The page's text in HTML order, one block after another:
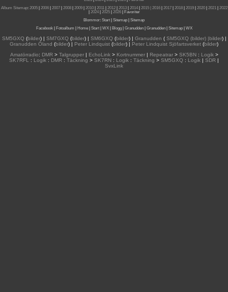
Album Sitemap: 2005| 2006| 2007| 2008| 2009| 2010| 2011| 2012| 2013| 2014| 2015 | 2016| 2017| 2018| 2019| 2020| 2021| 2022
2024| 2025| 2026|
Favoriter
Blommor: Start Sitemap
Sitemap
Facebook| Fotoalbum Home| Start| WX| Blogg| Granudden| Granudden| Sitemap| WX
SM5GXQ(bilder) | SM7GXQ(bilder) | SM6GXQ(bilder) | Granudden (SM5GXQ (bilder) |bilder) |
Granudden Öland (bilder) | Peter Lindquist (bilder) | Peter Lindquist Sjöfartsverket (bilder)
Amatörradio: DMR> Talgrupper| EchoLink> Kortnummer| Repeatrar> SK5BN: Logik>
SK7RFL
: Logik : DMR : Täckning > SK7RN : Logik : Täckning > SM5GXQ : Logik | SDR |
SvxLink